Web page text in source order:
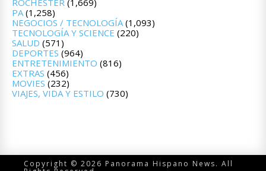
ROCHESTER (1,669)
PA(1,258)
NEGOCIOS / TECNOLOGÍA(1,093)
TECNOLOGÍA Y SCIENCE (220)
SALUD (571)
DEPORTES (964)
ENTRETENIMIENTO (816)
EXTRAS (456)
MOVIES (232)
VIAJES, VIDA Y ESTILO (730)
Copyright © 2026 Panorama Hispano News. All